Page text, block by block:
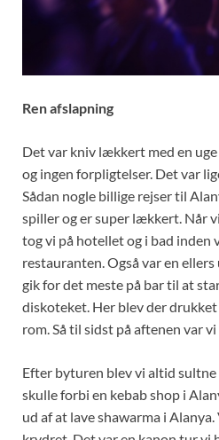
Ren afslapning
Det var kniv lækkert med en
og ingen forpligtelser. Det var
Sådan nogle billige rejser til
spiller og er super lækkert. Når
tog vi på hotellet og i bad inden
restauranten. Også var en ellers
gik for det meste på bar til at
diskoteket. Her blev der
rom. Så til sidst på aftenen var
Efter byturen blev vi altid sultne
skulle forbi en kebab shop i
ud af at lave shawarma i